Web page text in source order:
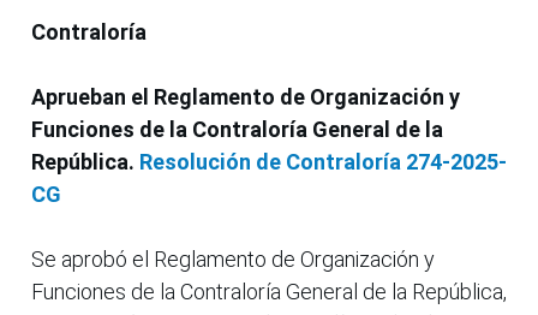
Contraloría
Aprueban el Reglamento de Organización y
Funciones de la Contraloría General de la
República. Resolución de Contraloría 274-2025-
CG
Se aprobó el Reglamento de Organización y
Funciones de la Contraloría General de la República,